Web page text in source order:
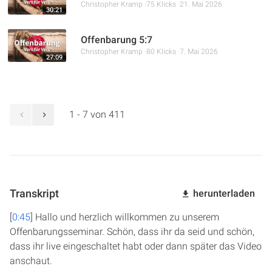
30:21
Christopher Kramp 75 Klicks 21. Mai 2026
27:09
Offenbarung 5:7
Christopher Kramp 80 Klicks 7. Mai 2026
1 - 7 von 411
Transkript herunterladen
[0:45] Hallo und herzlich willkommen zu unserem
Offenbarungsseminar. Schön, dass ihr da seid und schön,
dass ihr live eingeschaltet habt oder dann später das Video
anschaut.